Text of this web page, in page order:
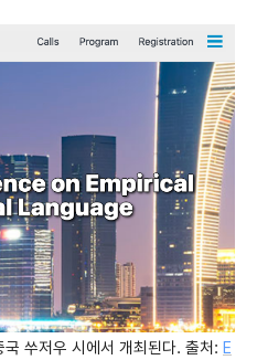
쑤저우 시에서 개최된다. 출처: E